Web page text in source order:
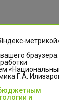
браузера.
Г.А.
бюджетным
и